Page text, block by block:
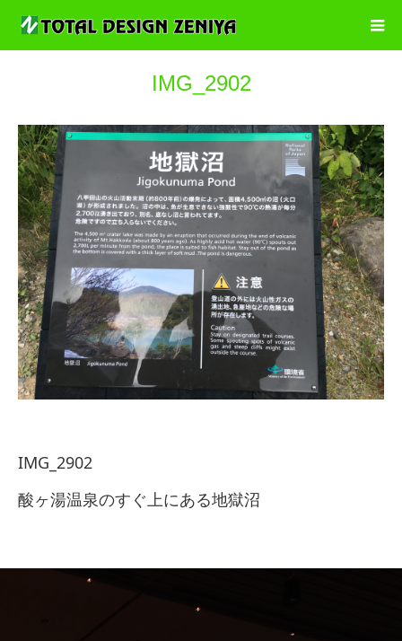
IMG_2902
IMG_2902
酸ヶ湯温泉のすぐ上にある地獄沼